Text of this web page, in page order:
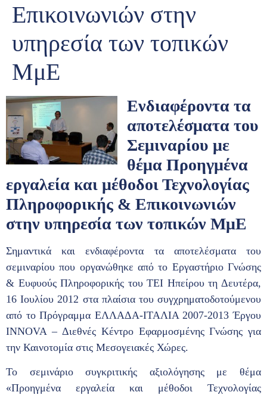
Επικοινωνιών στην
υπηρεσία των τοπικών
ΜμΕ
Ενδιαφέροντα τα
αποτελέσματα του
Σεμιναρίου με
θέμα Προηγμένα
εργαλεία και μέθοδοι Τεχνολογίας
Πληροφορικής & Επικοινωνιών
στην υπηρεσία των τοπικών ΜμΕ
Σημαντικά και ενδιαφέροντα τα αποτελέσματα του
σεμιναρίου που οργανώθηκε από το Εργαστήριο Γνώσης
& Ευφυούς Πληροφορικής του ΤΕΙ Ηπείρου τη Δευτέρα,
16 Ιουλίου 2012 στα πλαίσια του συγχρηματοδοτούμενου
από το Πρόγραμμα ΕΛΛΑΔΑ-ΙΤΑΛΙΑ 2007-2013 Έργου
INNOVA – Διεθνές Κέντρο Εφαρμοσμένης Γνώσης για
την Καινοτομία στις Μεσογειακές Χώρες.
Το σεμινάριο συγκριτικής αξιολόγησης με θέμα
«Προηγμένα εργαλεία και μέθοδοι Τεχνολογίας